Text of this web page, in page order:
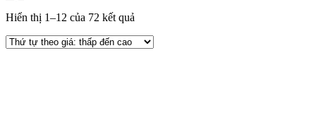
Hiển thị 1–12 của 72 kết quả